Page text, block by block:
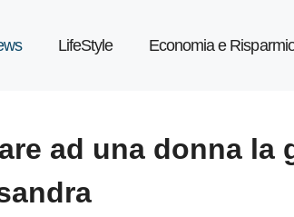
LifeStyle Economia e
ad una donna la